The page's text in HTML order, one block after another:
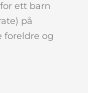
ett barn
på
foreldre og